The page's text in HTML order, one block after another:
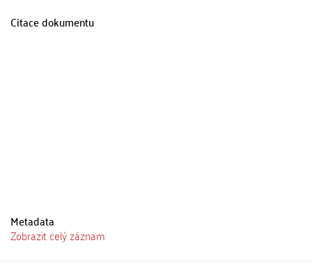
Citace dokumentu
Metadata
Zobrazit celý záznam